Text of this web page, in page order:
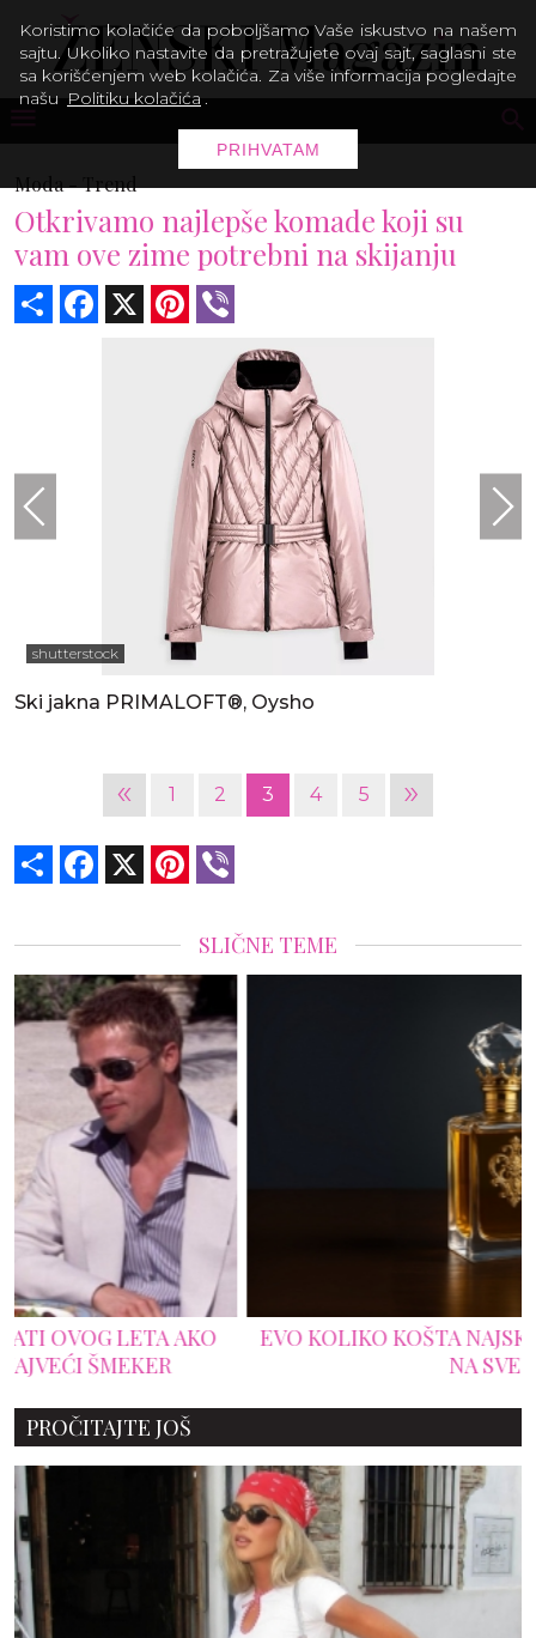
Moda -Trend
Otkrivamo najlepše komade koji su
vam ove zime potrebni na skijanju
Share Facebook Pinterest
shutterstock
Ski jakna PRIMALOFT®, Oysho
« 1 2 3 4 5 »
Share Facebook Pinterest
SLIČNE TEME
EVO KOLIKO KOŠTA NAJSKUPLJI MUŠKI PARFEM
PROČITAJTE JOŠ
Koristimo kolačiće da poboljšamo Vaše iskustvo na našem
sajtu. Ukoliko nastavite da pretražujete ovaj sajt, saglasni ste
sa korišćenjem web kolačića. Za više informacija pogledajte
našu Politiku kolačića .
PRIHVATAM